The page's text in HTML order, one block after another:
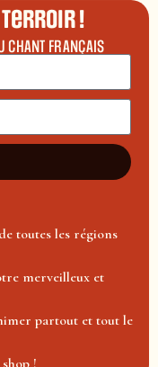
terroir !
CHANT FRANÇAIS
toutes les régions
merveilleux et
partout et tout le